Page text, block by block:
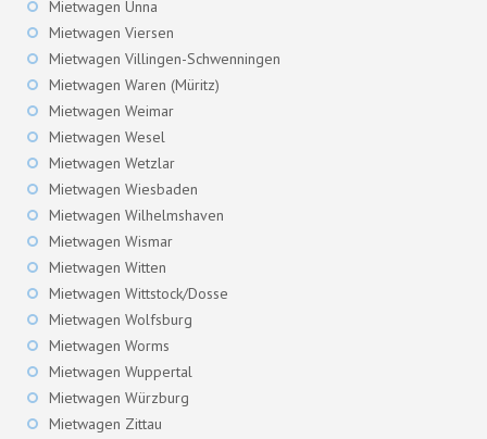
Mietwagen Unna
Mietwagen Viersen
Mietwagen Villingen-Schwenningen
Mietwagen Waren (Müritz)
Mietwagen Weimar
Mietwagen Wesel
Mietwagen Wetzlar
Mietwagen Wiesbaden
Mietwagen Wilhelmshaven
Mietwagen Wismar
Mietwagen Witten
Mietwagen Wittstock/Dosse
Mietwagen Wolfsburg
Mietwagen Worms
Mietwagen Wuppertal
Mietwagen Würzburg
Mietwagen Zittau